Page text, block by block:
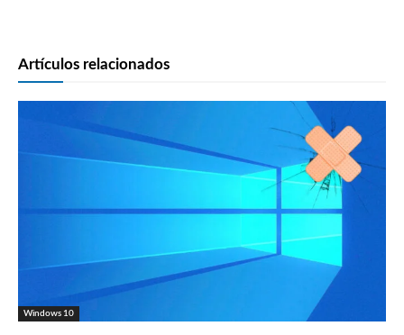
Artículos relacionados
Windows 10